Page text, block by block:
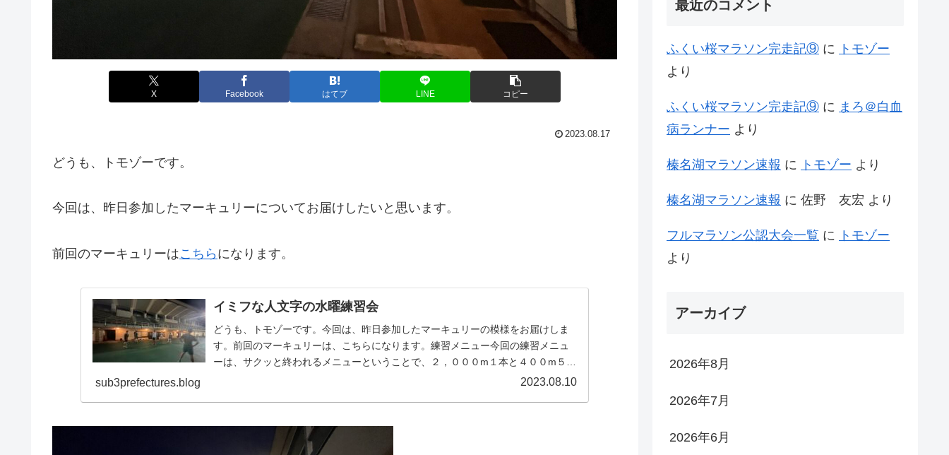
X Facebook はてブ LINE コピー
2023.08.17
どうも、トモゾーです。
今回は、昨日参加したマーキュリーについてお届けしたいと思います。
前回のマーキュリーはこちら になります。
イミフな人文字の水曜練習会
どうも、トモゾーです。今回は、昨日参加したマーキュリーの模様をお届けしま
す。前回のマーキュリーは、こちらになります。練習メニュー今回の練習メニュ
ーは、サクッと終われるメニューということで、２，０００m１本と４００m５本
sub3prefectures.blog 2023.08.10
最近のコメント
ふくい桜マラソン完走記⑨ に
トモゾー
より
ふくい桜マラソン完走記⑨ に まろ＠白血
病ランナー より
榛名湖マラソン速報 に トモゾー より
榛名湖マラソン速報 に 佐野 友宏 より
フルマラソン公認大会一覧 に
トモゾー
より
アーカイブ
2026年8月
2026年7月
2026年6月